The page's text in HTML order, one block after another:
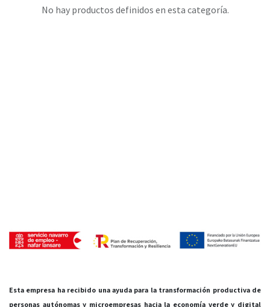
No hay productos definidos en esta categoría.
Esta empresa ha recibido una ayuda para la transformación productiva de
personas autónomas y microempresas hacia la economía verde y digital